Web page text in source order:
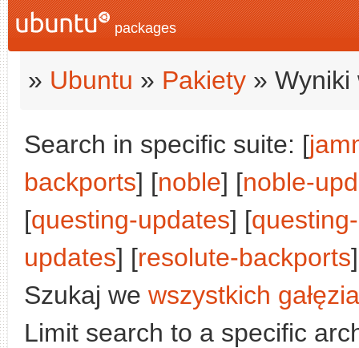
packages
» Ubuntu » Pakiety » Wyniki
Search in specific suite: [
backports] [noble] [noble-
[questing-updates] [
updates] [resolute-backports
Szukaj we wszystkich
Limit search to a specific